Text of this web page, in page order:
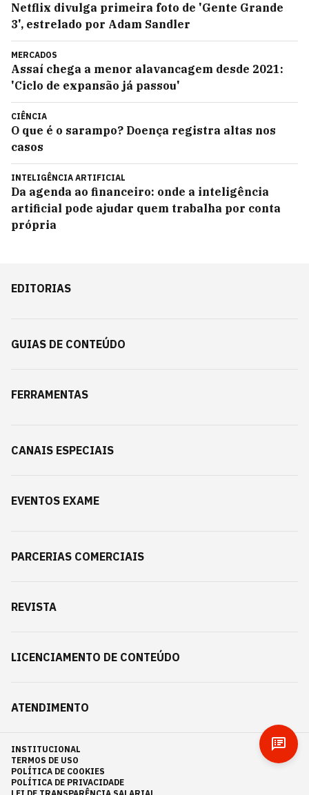
Netflix divulga primeira foto de 'Gente Grande
3', estrelado por Adam Sandler
MERCADOS
Assaí chega a menor alavancagem desde 2021:
'Ciclo de expansão já passou'
CIÊNCIA
O que é o sarampo? Doença registra altas nos
casos
INTELIGÊNCIA ARTIFICIAL
Da agenda ao financeiro: onde a inteligência
artificial pode ajudar quem trabalha por conta
própria
EDITORIAS
GUIAS DE CONTEÚDO
FERRAMENTAS
CANAIS ESPECIAIS
EVENTOS EXAME
PARCERIAS COMERCIAIS
REVISTA
LICENCIAMENTO DE CONTEÚDO
ATENDIMENTO
INSTITUCIONAL
TERMOS DE USO
POLÍTICA DE COOKIES
POLÍTICA DE PRIVACIDADE